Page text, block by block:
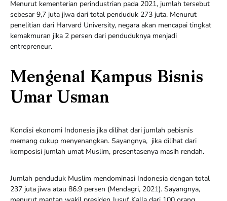
Menurut kementerian perindustrian pada 2021, jumlah tersebut
sebesar 9,7 juta jiwa dari total penduduk 273 juta. Menurut
penelitian dari Harvard University, negara akan mencapai tingkat
kemakmuran jika 2 persen dari penduduknya menjadi
entrepreneur.
Mengenal Kampus Bisnis
Umar Usman
Kondisi ekonomi Indonesia jika dilihat dari jumlah pebisnis
memang cukup menyenangkan. Sayangnya, jika dilihat dari
komposisi jumlah umat Muslim, presentasenya masih rendah.
Jumlah penduduk Muslim mendominasi Indonesia dengan total
237 juta jiwa atau 86.9 persen (Mendagri, 2021). Sayangnya,